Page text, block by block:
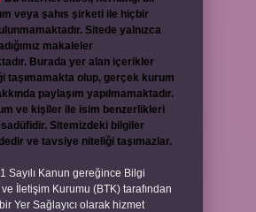
veya şahıs şirketi ile hiçbir
Sitede yalnızca
makaleler
Burada yer alan içerikler
taşımamakta olup, gerçek kurum
paylaşım yapılmamaktadır.
ve kişiler ile isim benzerlikleri
Sitemizdeki bilgiler
ve tavsiye niteliği taşımazlar.
Sayılı Kanun gereğince Bilgi
İletişim Kurumu (BTK) tarafından
Yer Sağlayıcı olarak hizmet